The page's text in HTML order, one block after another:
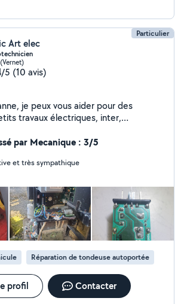
Particulier
Art elec
5 (10 avis)
je peux vous aider pour des
travaux électriques, inter,
liaison équipotentielle, tests
électrique,
pratique également des petits
classiques vidange filtres air, huile,
de pannes. Faites moi une
Je n'ai pas d'abonnement donc
répondre. Facebook: Oz Cedric. ou
par Mecanique : 3/5
et très sympathique
Réparation de tondeuse autoportée
profil Contacter